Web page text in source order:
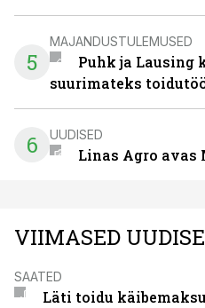
5
MAJANDUSTULEMUSED
Puhk ja Lausing
suurimateks
6 UUDISED
Linas Agro
VIIMASED
SAATED
Läti toidu